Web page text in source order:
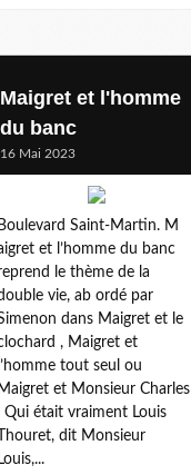
Maigret et l'homme
du banc
16 Mai 2023
Boulevard Saint-Martin. M
et l’homme du banc
le thème de la
vie, ab ordé par
dans Maigret et le
, Maigret et
l’homme tout seul ou
Maigret et Monsieur Charles
Qui était vraiment Louis
Thouret, dit Monsieur
Louis,...